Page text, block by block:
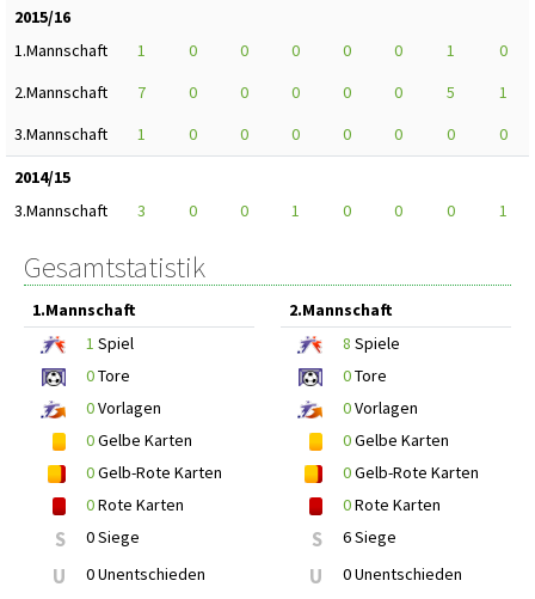
2015/16
1.Mannschaft
1 0 0 0 0 0 1
0
2.Mannschaft
7 0 0 0 0 0 5
1
3.Mannschaft
1 0 0 0 0 0 0
0
2014/15
3.Mannschaft
3 0 0 1 0 0 0 1
Gesamtstatistik
1.Mannschaft
1 Spiel
0Tore
0Vorlagen
0Gelbe Karten
0Gelb-Rote Karten
0Rote Karten
S 0 Siege
U 0 Unentschieden
2.Mannschaft
8 Spiele
0Tore
0Vorlagen
0Gelbe Karten
0Gelb-Rote Karten
0Rote Karten
S 6 Siege
U 0 Unentschieden